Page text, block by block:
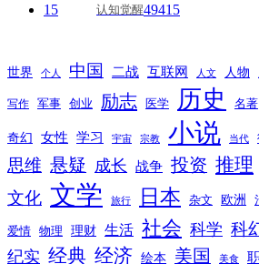
15 认知觉醒49415
世界 个人 中国 二战 互联网 人文 人物
写作 军事 创业 励志 医学 历史 名著
奇幻 女性 学习 宇宙 宗教 小说 当代
思维 悬疑 成长 战争 投资 推理
文化 文学 旅行 日本 杂文 欧洲
爱情 物理 理财 生活 社会 科学 科
纪实 经典 经济 绘本 美国 美食